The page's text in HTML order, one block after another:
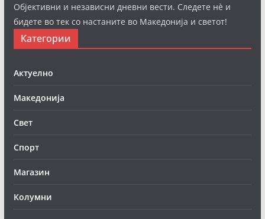
Објективни и независни дневни вести. Следете нè и
бидете во тек со настаните во Македонија и светот!
Категории
Актуелно
Македонија
Свет
Спорт
Магазин
Колумни